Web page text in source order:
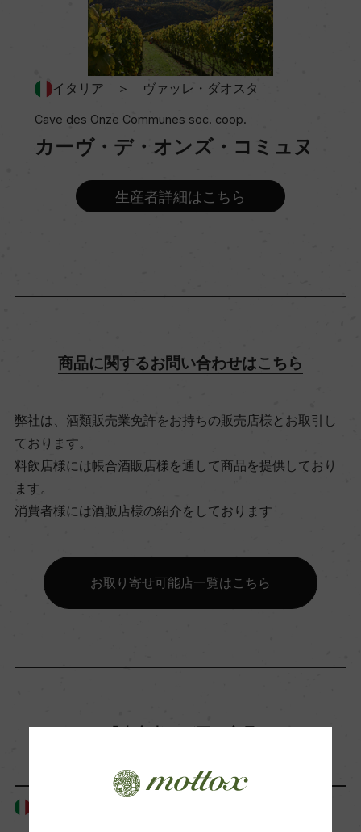
アイマヴィル
種類
スティルワイン
13％
飲み頃温度
14℃
ビオ情報・認証機関
海外ワイン専門誌評価歴
イタリア ＞ ヴァッレ・ダオスタ
Cave des Onze Communes soc. coop.
カーヴ・デ・オンズ・コミュヌ
生産者詳細はこちら
商品に関するお問い合わせはこちら
弊社は、酒類販売業免許をお持ちの販売店様とお取引し
ております。
料飲店様には帳合酒販店様を通して商品を提供しており
ます。
消費者様には酒販店様の紹介をしております
お取り寄せ可能店一覧はこちら
「生産者」が同じ商品